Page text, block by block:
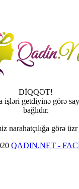
DİQQƏT!
işləri getdiyinə görə
bağlıdır.
narahatçılığa görə
QADIN.NET -